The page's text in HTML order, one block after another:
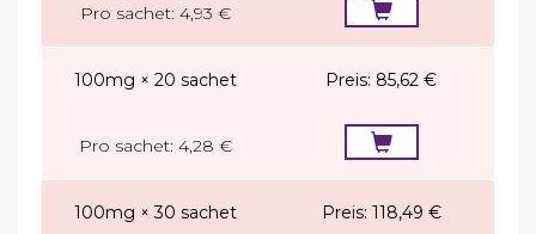
Pro sachet: 4,93 €
100mg × 20 sachet Preis: 85,62 €
Pro sachet: 4,28 €
100mg × 30 sachet Preis: 118,49 €